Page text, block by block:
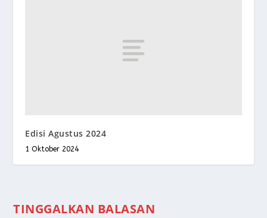
Edisi Agustus 2024
1 Oktober 2024
TINGGALKAN BALASAN